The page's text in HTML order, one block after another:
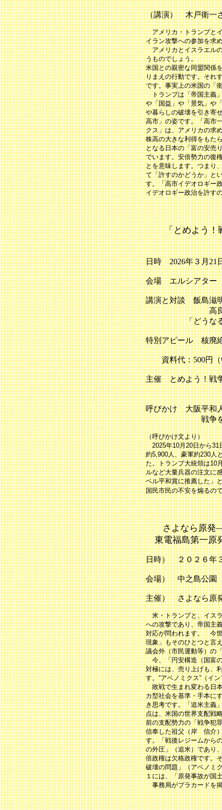
（講演） 木戸衛一
アメリカ・トランプとイ
イラン攻撃への参加を求
アメリカとイスラエルの
うものでしょう。
米国との親密な同盟関係
りまえの行動です。それ
です。事実上の米国の「
トランプは「帝国主義」
や「国益」や「景気」や
や暮らしの破壊を引き寄
高市」の姿です。「高市
クス」は、アメリカの求
株高の大きな利得をもた
となる日本の「富の安売
でいます。安倍勢力の復
とを意味します。つまり
て「許すのかどうか」と
す。「高市イデオロギー
イデオロギー政治を許す
「とめよう！
2026
日時 2026年３月21
会場 エルシアター
講演と対談 飯島滋
高良沙哉さ
「どうなる？
特別アピール 核廃
資料代：500円（
主催 とめよう！戦
2026春
呼びかけ 大阪平和
戦争をさせな
（呼びかけ文より）
2025年10月20日から31
約5,900人、豪軍約230人
た。トランプ大統領は10
ルなど大量兵器の注文に
ベル平和賞に推薦した」
国民市民の不安を煽るの
さよなら原発―
東電福島第一原
日時） ２０２６年
会場） 中之島公園
主催） さよなら原
米・トランプと、イスラ
への攻撃であり、帝国主
対応が問われます。 今
現象」もそのひとつと言
議会外（市民運動等）の
今、「円安構造（国富の
対極には、売り上げも、
す。“アベノミクス”（イ
敗戦で生まれ変わる日本
カ型社会を基準・手本に
き思考です。「追米主義
点は、米国の世界支配戦
前の支配勢力の「戦争犯
信奉した祖父（岸 信介
す。「戦後レジームから
の外圧」（追米）であり
倍政権は欠格政権です。
破壊の問題」（アベノミ
１には、「原発事故が国
事務局がプラカードを